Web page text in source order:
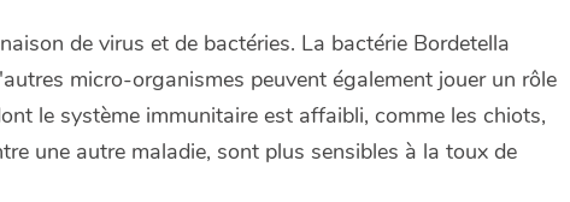
de virus et de bactéries. La bactérie Bordetella
micro-organismes peuvent également jouer un rôle
le système immunitaire est affaibli, comme les chiots,
une autre maladie, sont plus sensibles à la toux de